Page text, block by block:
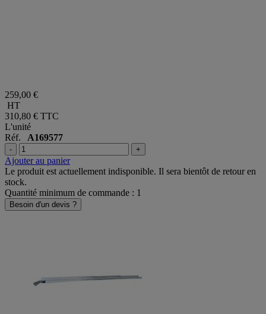
259,00 €
HT
310,80 €
L'unité
Réf.A169577
-
Ajouter au panier
Le produit est actuellement indisponible. Il sera bientôt de retour en
stock.
Quantité minimum de commande : 1